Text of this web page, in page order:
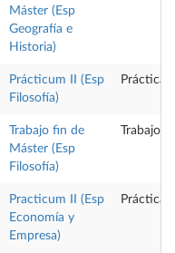
Máster (Esp
Geografía e
Historia)
Prácticum II (Esp
Filosofía)
Trabajo fin de
Máster (Esp
Filosofía)
Trabajo
Practicum II (Esp
Economía y
Empresa)